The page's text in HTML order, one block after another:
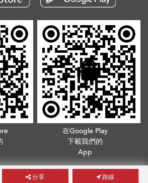
分享 路線
在Google Play
下載我們的
App
©2026. 不得轉載服務條款. 隱私政策